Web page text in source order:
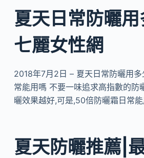
夏天日常防曬
七麗女性網
2018年7月2日 – 夏天日常防曬用
常能用嗎 不要一味追求高指數的防
曬效果越好,可是,50倍防曬霜日常
夏天防曬推薦|